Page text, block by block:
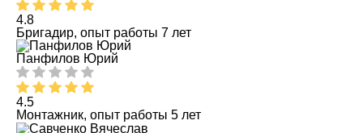
4.8
Бригадир, опыт работы 7 лет
Панфилов Юрий
4.5
Монтажник, опыт работы 5 лет